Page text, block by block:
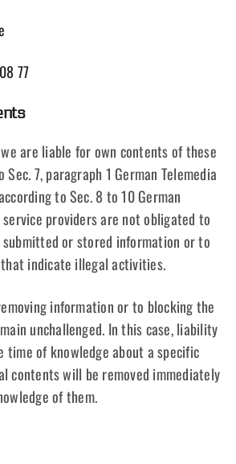
77
are liable for own contents of these
7, paragraph 1 German Telemedia
to Sec. 8 to 10 German
service providers are not obligated to
or stored information or to
indicate illegal activities.
information or to blocking the
unchallenged. In this case, liability
time of knowledge about a specific
contents will be removed immediately
of them.